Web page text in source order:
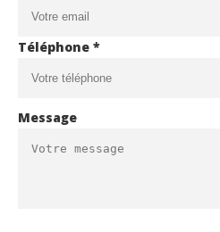
Téléphone *
Message